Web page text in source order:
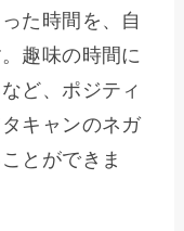
た時間を、自
趣味の時間に
ど、ポジティ
キャンのネガ
とができま